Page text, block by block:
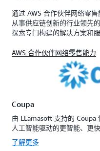
通过 AWS 合作伙伴网络零
从事供应链创新的行业领先
探索专门构建的解决方案和服
AWS 合作伙伴网络零售能力
Coupa
由 LLamasoft 支持的 Coupa
人工智能驱动的更智能、更
了解更多